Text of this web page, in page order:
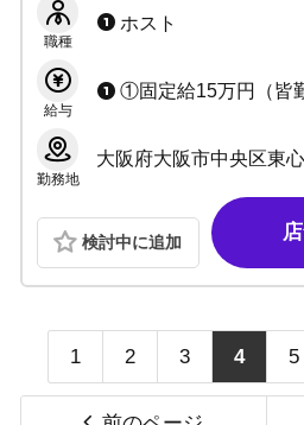
す。
職種
ホスト
給与
①固定給15万円（皆勤賞あり）/日給保証8000円+売上バック50％〜
勤務地
検討中に追加
1 2 3 4 5